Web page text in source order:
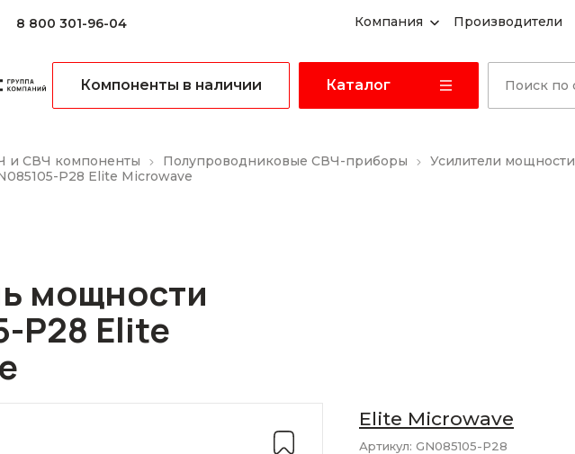
8 800 301-96-04 Компания Производители
Компоненты в наличии Каталог
и СВЧ компоненты Полупроводниковые СВЧ-приборы
Усилители мощности
P28 Elite Microwave
мощности
P28 Elite
Elite Microwave
Артикул: GN085105-P28